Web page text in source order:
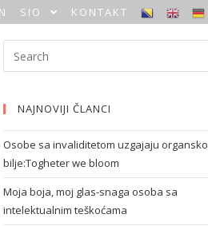
SIO KONTAKT
NAJNOVIJI ČLANCI
Osobe sa invaliditetom uzgajaju organsko
bilje:Togheter we bloom
Moja boja, moj glas-snaga osoba sa
intelektualnim teškoćama